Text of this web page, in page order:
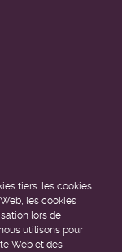
tiers: les cookies
les cookies
lors de
utilisons pour
Web et des